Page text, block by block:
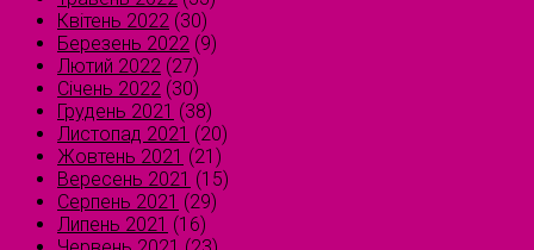
Квітень 2022 (30)
Березень 2022 (9)
Лютий 2022 (27)
Січень 2022 (30)
Грудень 2021 (38)
Листопад 2021 (20)
Жовтень 2021 (21)
Вересень 2021 (15)
Серпень 2021 (29)
Липень 2021 (16)